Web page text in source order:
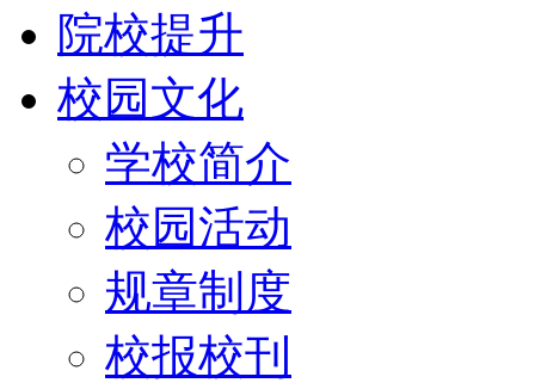
院校提升
校园文化
学校简介
校园活动
规章制度
校报校刊